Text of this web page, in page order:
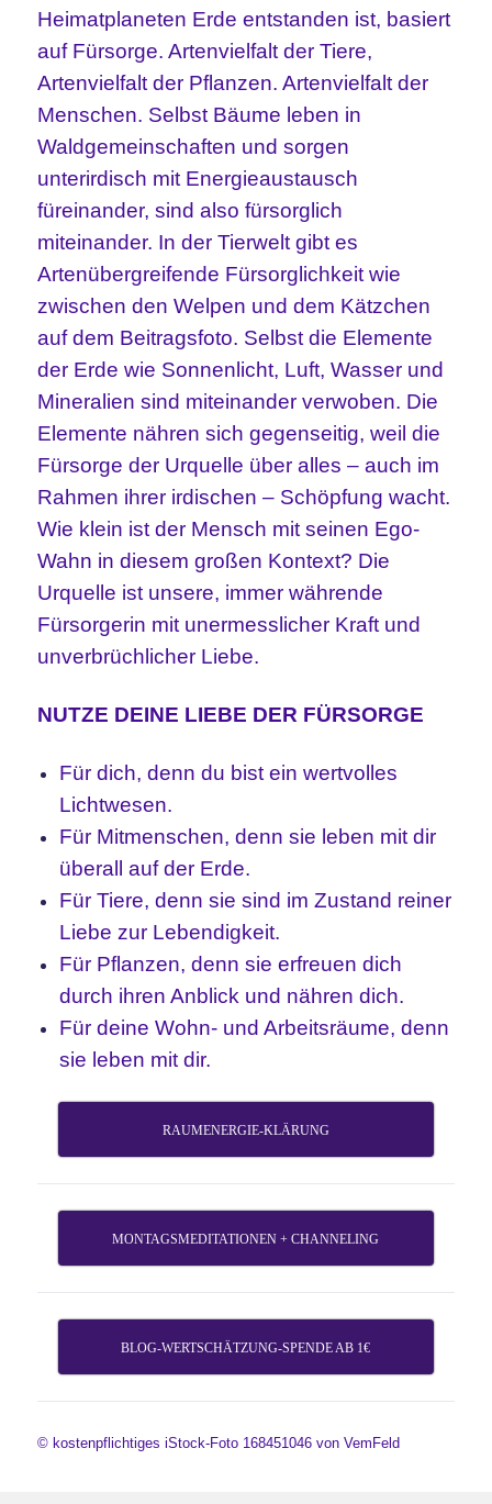
Heimatplaneten Erde entstanden ist, basiert
auf Fürsorge. Artenvielfalt der Tiere,
Artenvielfalt der Pflanzen. Artenvielfalt der
Menschen. Selbst Bäume leben in
Waldgemeinschaften und sorgen
unterirdisch mit Energieaustausch
füreinander, sind also fürsorglich
miteinander. In der Tierwelt gibt es
Artenübergreifende Fürsorglichkeit wie
zwischen den Welpen und dem Kätzchen
auf dem Beitragsfoto. Selbst die Elemente
der Erde wie Sonnenlicht, Luft, Wasser und
Mineralien sind miteinander verwoben. Die
Elemente nähren sich gegenseitig, weil die
Fürsorge der Urquelle über alles – auch im
Rahmen ihrer irdischen – Schöpfung wacht.
Wie klein ist der Mensch mit seinen Ego-
Wahn in diesem großen Kontext? Die
Urquelle ist unsere, immer währende
Fürsorgerin mit unermesslicher Kraft und
unverbrüchlicher Liebe.
NUTZE DEINE LIEBE DER FÜRSORGE
Für dich, denn du bist ein wertvolles
Lichtwesen.
Für Mitmenschen, denn sie leben mit dir
überall auf der Erde.
Für Tiere, denn sie sind im Zustand reiner
Liebe zur Lebendigkeit.
Für Pflanzen, denn sie erfreuen dich
durch ihren Anblick und nähren dich.
Für deine Wohn- und Arbeitsräume, denn
sie leben mit dir.
RAUMENERGIE-KLÄRUNG
MONTAGSMEDITATIONEN + CHANNELING
BLOG-WERTSCHÄTZUNG-SPENDE AB 1€
© kostenpflichtiges iStock-Foto 168451046 von VemFeld